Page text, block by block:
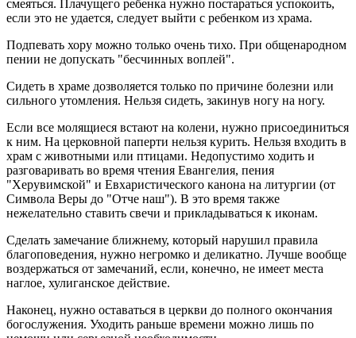
смеяться. Плачущего ребенка нужно постараться успокоить,
если это не удается, следует выйти с ребенком из храма.
Подпевать хору можно только очень тихо. При общенародном
пении не допускать "бесчинных воплей".
Сидеть в храме дозволяется только по причине болезни или
сильного утомления. Нельзя сидеть, закинув ногу на ногу.
Если все молящиеся встают на колени, нужно присоединиться
к ним. На церковной паперти нельзя курить. Нельзя входить в
храм с животными или птицами. Недопустимо ходить и
разговаривать во время чтения Евангелия, пения
"Херувимской" и Евхаристического канона на литургии (от
Символа Веры до "Отче наш"). В это время также
нежелательно ставить свечи и прикладываться к иконам.
Сделать замечание ближнему, который нарушил правила
благоповедения, нужно негромко и деликатно. Лучше вообще
воздержаться от замечаний, если, конечно, не имеет места
наглое, хулиганское действие.
Наконец, нужно оставаться в церкви до полного окончания
богослужения. Уходить раньше времени можно лишь по